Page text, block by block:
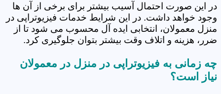
در این صورت احتمال آسیب بیشتر برای برخی از آن ها
وجود خواهد داشت. در این شرایط خدمات فیزیوتراپی در
منزل معمولان، انتخابی ایده آل محسوب می شود تا از
ضرر، هزینه و اتلاف وقت بیشتر بتوان جلوگیری کرد.
چه زمانی به فیزیوتراپی در منزل در معمولان
نیاز است؟